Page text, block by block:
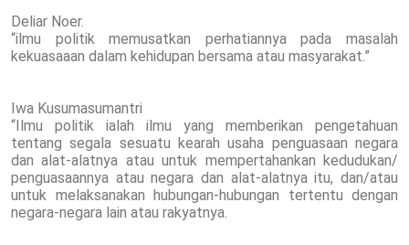
Deliar Noer.
“ilmu politik memusatkan perhatiannya pada masalah
kekuasaaan dalam kehidupan bersama atau masyarakat.”
Iwa Kusumasumantri
“Ilmu politik ialah ilmu yang memberikan pengetahuan
tentang segala sesuatu kearah usaha penguasaan negara
dan alat-alatnya atau untuk mempertahankan kedudukan/
penguasaannya atau negara dan alat-alatnya itu, dan/atau
untuk melaksanakan hubungan-hubungan tertentu dengan
negara-negara lain atau rakyatnya.